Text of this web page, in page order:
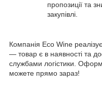
пропозиції та
закупівлі.
Компанія Eco Wine
— товар є в наявності та
службами логістики.
можете прямо зараз!